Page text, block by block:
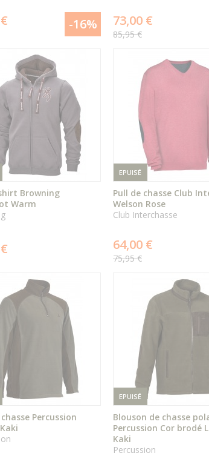
DU PRODUIT
-16%
DU PRODUIT
73,00 €
85,95 €
DU PRODUIT
Browning
Warm
EPUISÉ
ÉPUISÉ
DU PRODUIT
Pull de chasse Club
Welson Rose
Club Interchasse
64,00 €
75,95 €
Percussion
EPUISÉ
Blouson de chasse
Percussion Cor brodé
Kaki
Percussion